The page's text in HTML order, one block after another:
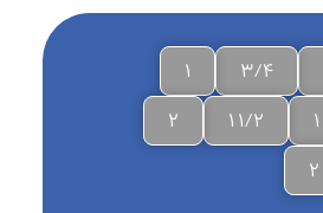
3/4
1
1/2 1
2